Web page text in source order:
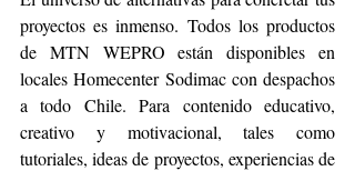
proyectos es inmenso. Todos los productos
de MTN WEPRO están disponibles en
locales Homecenter Sodimac con despachos
a todo Chile. Para contenido educativo,
creativo y motivacional, tales como
tutoriales, ideas de proyectos, experiencias de